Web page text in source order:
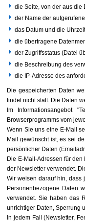
die Seite, von der aus die
der Name der
das Datum und die
die übertragene
der Zugriffsstatus (Datei
die Beschreibung des
die IP-Adresse des
Die gespeicherten Daten
findet nicht statt. Die Daten
Im Informationsangebot
Browserprogramms vom
Wenn Sie uns eine E-Mail
Mail gewünscht ist, es sei
persönlicher Daten
Die E-Mail-Adressen für
der Newsletter verwendet.
Wir weisen darauf hin, dass
Personenbezogene Daten
verwendet. Sie haben das
unrichtiger Daten, Sperrung
In jedem Fall (Newsletter,